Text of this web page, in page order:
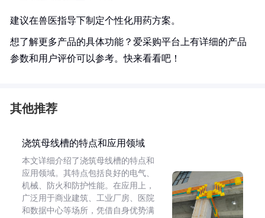
建议在兽医指导下制定个性化用药方案。
想了解更多产品的具体功能？爱采购平台上有详细的产品
参数和用户评价可以参考。快来看看吧！
其他推荐
浇筑母线槽的特点和应用领域
本文详细介绍了浇筑母线槽的特点和
应用领域。其特点包括良好的电气、
机械、防火和防护性能。在应用上，
广泛用于商业建筑、工业厂房、医院
和数据中心等场所，凭借自身优势满